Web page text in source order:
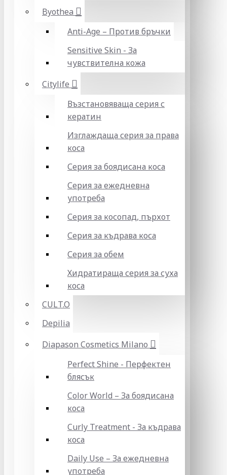
Byothea
Anti-Age – Против бръчки
Sensitive Skin - За
чувствителна кожа
Citylife
Възстановяваща серия с
кератин
Изглаждаща серия за права
коса
Серия за боядисана коса
Серия за ежедневна
употреба
Серия за косопад, пърхот
Серия за къдрава коса
Серия за обем
Хидратираща серия за суха
коса
CULT.O
Depilia
Diapason Cosmetics Milano
Perfect Shine - Перфектен
блясък
Color World – За боядисана
коса
Curly Treatment - За къдрава
коса
Daily Use – За ежедневна
употреба